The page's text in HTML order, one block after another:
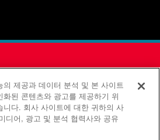
Methodist Communications)는 연
교회의 기관입니다.
의 제공과 데이터 분석 및 본 사이트
된 콘텐츠와 광고를 제공하기 위
니다. 회사 사이트에 대한 귀하의 사
디어, 광고 및 분석 협력사와 공유